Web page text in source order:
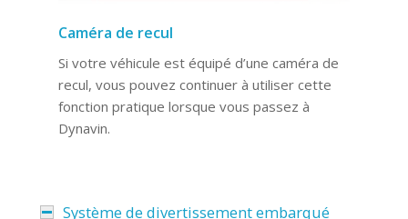
Caméra de recul
Si votre véhicule est équipé d’une caméra de
recul, vous pouvez continuer à utiliser cette
fonction pratique lorsque vous passez à
Dynavin.
Système de divertissement embarqué